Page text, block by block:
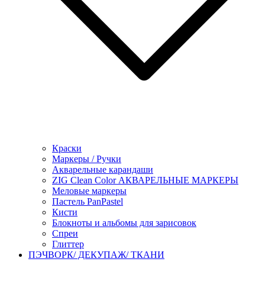
Краски
Маркеры / Ручки
Акварельные карандаши
ZIG Clean Color АКВАРЕЛЬНЫЕ МАРКЕРЫ
Меловые маркеры
Пастель PanPastel
Кисти
Блокноты и альбомы для зарисовок
Спреи
Глиттер
ПЭЧВОРК/ ДЕКУПАЖ/ ТКАНИ